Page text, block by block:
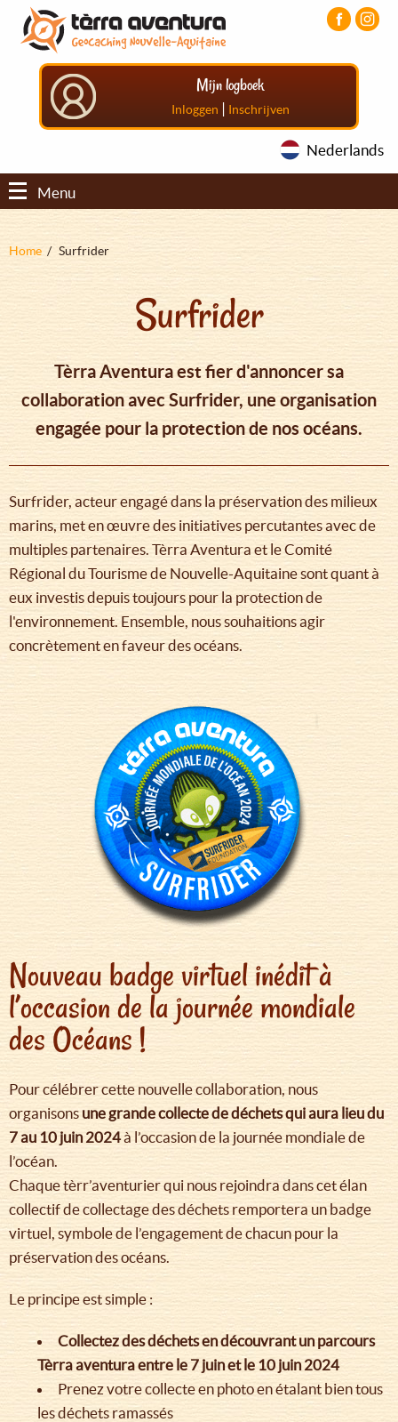
Overslaan
naar
Aller
menu
principal
Aller
pied
Mijn logboek
Inloggen | Inschrijven
Nederlands
Menu
Kruimelpad
Home Surfrider
Surfrider
Tèrra Aventura est fier d'annoncer sa
collaboration avec Surfrider, une organisation
engagée pour la protection de nos océans.
Surfrider, acteur engagé dans la préservation des milieux
marins, met en œuvre des initiatives percutantes avec de
multiples partenaires. Tèrra Aventura et le Comité
Régional du Tourisme de Nouvelle-Aquitaine sont quant à
eux investis depuis toujours pour la protection de
l'environnement. Ensemble, nous souhaitions agir
concrètement en faveur des océans.
Nouveau badge virtuel inédit à
l’occasion de la journée mondiale
des Océans !
Pour célébrer cette nouvelle collaboration, nous
organisons une grande collecte de déchets qui aura lieu du
7 au 10 juin 2024à l’occasion de la journée mondiale de
l’océan.
Chaque tèrr’aventurier qui nous rejoindra dans cet élan
collectif de collectage des déchets remportera un badge
virtuel, symbole de l’engagement de chacun pour la
préservation des océans.
Le principe est simple :
Collectez des déchets en découvrant un parcours
Tèrra aventura entre le 7 juin et le 10 juin 2024
Prenez votre collecte en photo en étalant bien tous
les déchets ramassés